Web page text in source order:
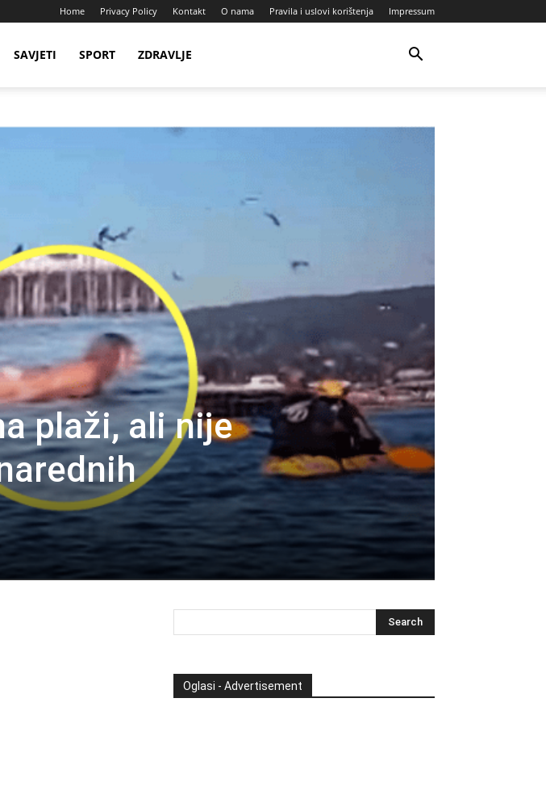
Home Privacy Policy Kontakt O nama Pravila i uslovi korištenja Impressum
SAVJETI SPORT ZDRAVLJE
plaži, ali nije
Oglasi - Advertisement